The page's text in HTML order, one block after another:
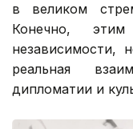
в великом
Конечно,
независимости,
реальная
дипломатии и